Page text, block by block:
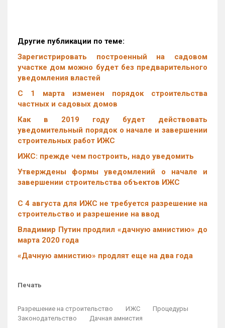
Другие публикации по теме:
Зарегистрировать построенный на садовом
участке дом можно будет без предварительного
уведомления властей
С 1 марта изменен порядок строительства
частных и садовых домов
Как в 2019 году будет действовать
уведомительный порядок о начале и завершении
строительных работ ИЖС
ИЖС: прежде чем построить, надо уведомить
Утверждены формы уведомлений о начале и
завершении строительства объектов ИЖС
С 4 августа для ИЖС не требуется разрешение на
строительство и разрешение на ввод
Владимир Путин продлил «дачную амнистию» до
марта 2020 года
«Дачную амнистию» продлят еще на два года
Печать
Разрешение на строительство ИЖС
Процедуры
Законодательство
Дачная амнистия